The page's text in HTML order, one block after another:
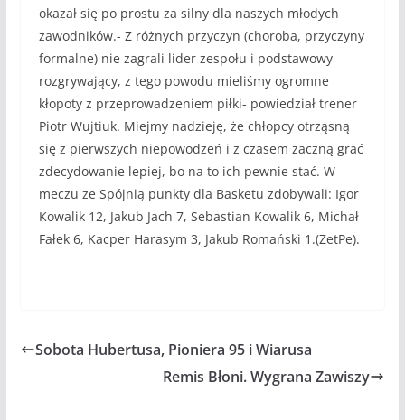
okazał się po prostu za silny dla naszych młodych
zawodników.- Z różnych przyczyn (choroba, przyczyny
formalne) nie zagrali lider zespołu i podstawowy
rozgrywający, z tego powodu mieliśmy ogromne
kłopoty z przeprowadzeniem piłki- powiedział trener
Piotr Wujtiuk. Miejmy nadzieję, że chłopcy otrząsną
się z pierwszych niepowodzeń i z czasem zaczną grać
zdecydowanie lepiej, bo na to ich pewnie stać. W
meczu ze Spójnią punkty dla Basketu zdobywali: Igor
Kowalik 12, Jakub Jach 7, Sebastian Kowalik 6, Michał
Fałek 6, Kacper Harasym 3, Jakub Romański 1.(ZetPe).
Sobota Hubertusa, Pioniera 95 i Wiarusa
Remis Błoni. Wygrana Zawiszy